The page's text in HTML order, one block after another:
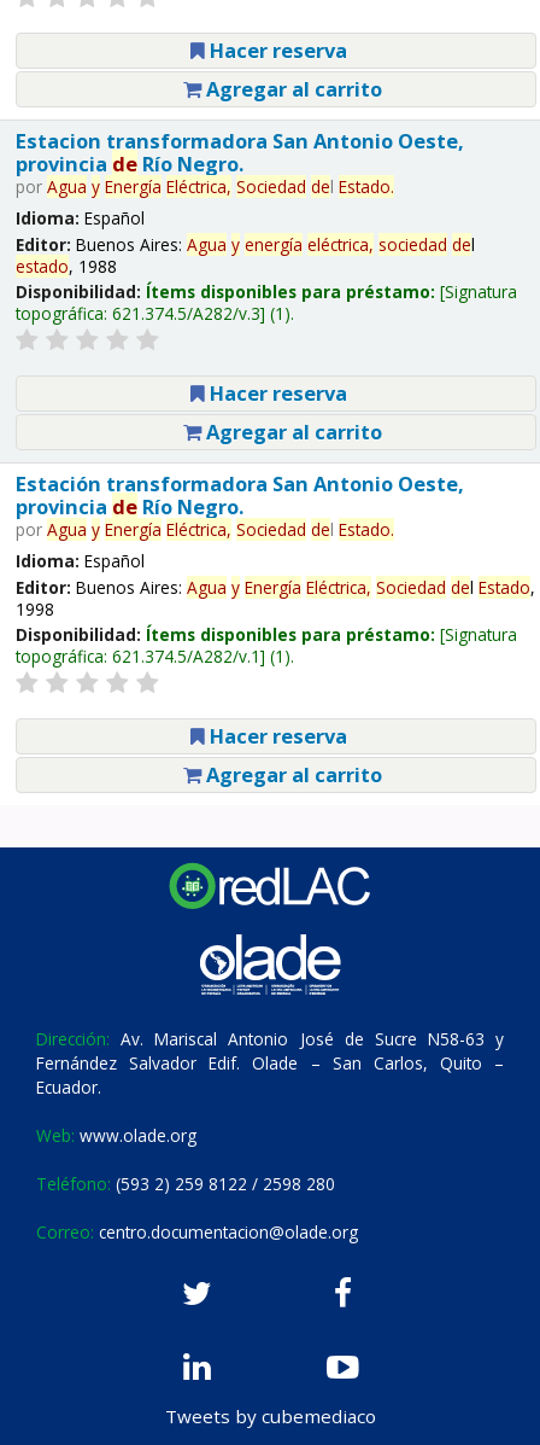
Hacer reserva
Agregar al carrito
Estacion transformadora San Antonio Oeste,
provincia deRío Negro.
por Agua y Energía Eléctrica, Sociedad del Estado.
Idioma: Español
Editor: Buenos Aires: Agua y energía eléctrica, sociedad del
estado, 1988
Disponibilidad: Ítems disponibles para préstamo: Signatura
topográfica: 621.374.5/A282/v.3 (1).
Hacer reserva
Agregar al carrito
Estación transformadora San Antonio Oeste,
provincia deRío Negro.
por Agua y Energía Eléctrica, Sociedad del Estado.
Idioma: Español
Editor: Buenos Aires: Agua y Energía Eléctrica, Sociedad del Estado,
1998
Disponibilidad: Ítems disponibles para préstamo: Signatura
topográfica: 621.374.5/A282/v.1 (1).
Hacer reserva
Agregar al carrito
Dirección: Av. Mariscal Antonio José de Sucre N58-63 y
Fernández Salvador Edif. Olade – San Carlos, Quito –
Ecuador.
Web: www.olade.org
Teléfono: (593 2) 259 8122 / 2598 280
Correo: centro.documentacion@olade.org
Tweets by cubemediaco